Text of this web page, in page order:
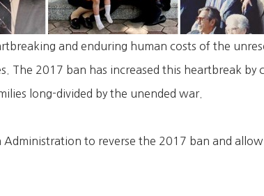
and enduring human costs of the
The 2017 ban has increased this heartbreak
long-divided by the unended war.
Administration to reverse the 2017 ban and